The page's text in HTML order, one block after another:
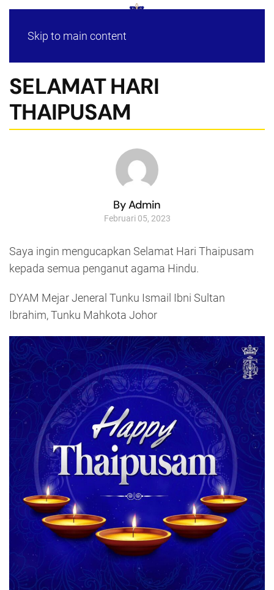
Skip to main content
SELAMAT HARI
THAIPUSAM
By Admin
Februari 05, 2023
Saya ingin mengucapkan Selamat Hari Thaipusam
kepada semua penganut agama Hindu.
DYAM Mejar Jeneral Tunku Ismail Ibni Sultan
Ibrahim, Tunku Mahkota Johor